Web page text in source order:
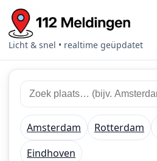
Licht & snel • realtime geüpdatet
Zoek 112 meldingen
Zoek plaats of regio
Amsterdam Rotterdam
Eindhoven